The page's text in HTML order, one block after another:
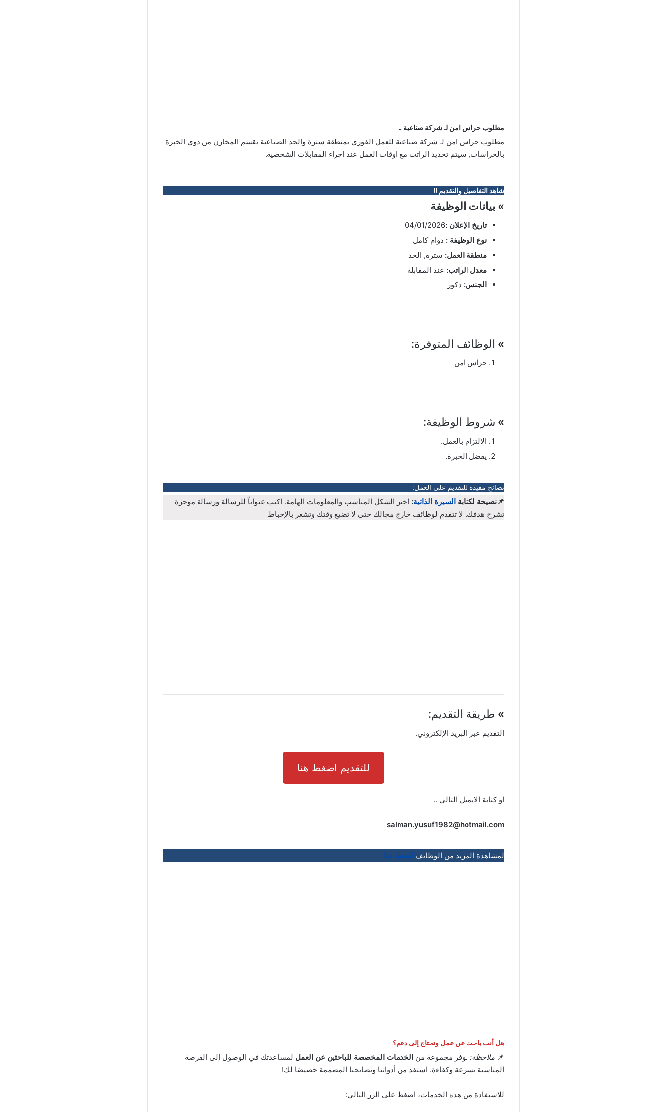
مطلوب حراس امن لـ شركة صناعية ..
مطلوب حراس امن لـ شركة صناعية للعمل الفوري بمنطقة سترة والحد الصناعية بقسم المخازن من ذوي الخبرة
بالحراسات, سيتم تحديد الراتب مع اوقات العمل عند اجراء المقابلات الشخصية.
شاهد التفاصيل والتقديم !!
» بيانات الوظيفة
تاريخ الإعلان :04/01/2026
نوع الوظيفة : دوام كامل
منطقة العمل: سترة, الحد
معدل الراتب: عند المقابلة
الجنس: ذكور
» الوظائف المتوفرة:
حراس امن
» شروط الوظيفة:
الالتزام بالعمل.
يفضل الخبرة.
نصائح مفيدة للتقديم على العمل:
📌نصيحة لكتابة السيرة الذاتية: اختر الشكل المناسب والمعلومات الهامة. اكتب عنواناً للرسالة ورسالة موجزة
تشرح هدفك. لا تتقدم لوظائف خارج مجالك حتى لا تضيع وقتك وتشعر بالإحباط.
» طريقة التقديم:
التقديم عبر البريد الإلكتروني.
للتقديم اضغط هنا
او كتابة الايميل التالي ..
salman.yusuf1982@hotmail.com
لمشاهدة المزيد من الوظائف اضغط هنا
هل أنت باحث عن عمل وتحتاج إلى دعم؟
📌 ملاحظة: نوفر مجموعة من الخدمات المخصصة للباحثين عن العمل لمساعدتك في الوصول إلى الفرصة
المناسبة بسرعة وكفاءة. استفد من أدواتنا ونصائحنا المصممة خصيصًا لك!
للاستفادة من هذه الخدمات، اضغط على الزر التالي: